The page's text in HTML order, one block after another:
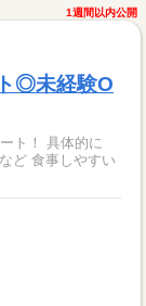
1週間以内公開
◎未経験O
的に